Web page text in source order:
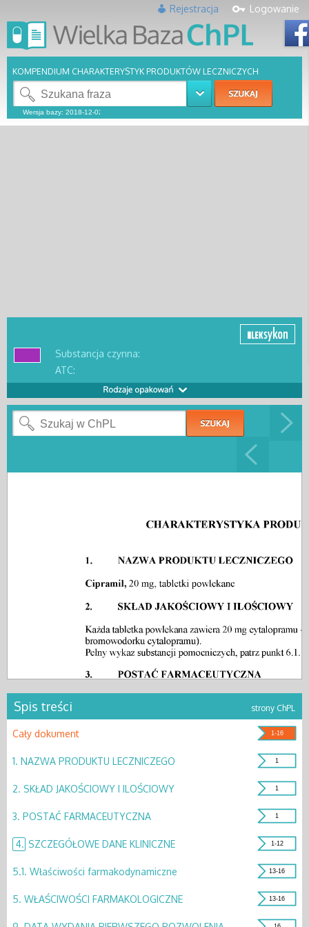
Logowanie
Rejestracja
KOMPENDIUM CHARAKTERYSTYK PRODUKTÓW LECZNICZYCH
Substancja czynna:
ATC:
Spis treści strony ChPL
Cały dokument 1-16
1. NAZWA PRODUKTU LECZNICZEGO 1
2. SKŁAD JAKOŚCIOWY I ILOŚCIOWY 1
3. POSTAĆ FARMACEUTYCZNA 1
4. SZCZEGÓŁOWE DANE KLINICZNE 1-12
5.1. Właściwości farmakodynamiczne 13-16
5. WŁAŚCIWOŚCI FARMAKOLOGICZNE 13-16